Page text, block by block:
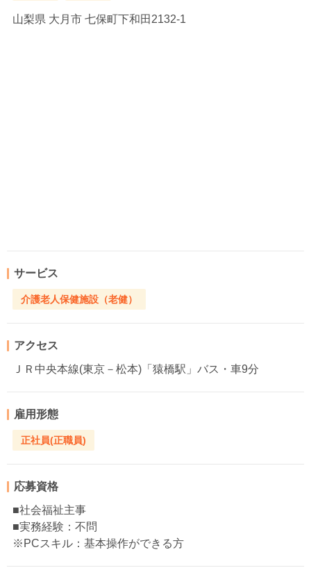
山梨県 大月市 七保町下和田2132-1
サービス
介護老人保健施設（老健）
アクセス
ＪＲ中央本線(東京－松本)「猿橋駅」バス・車9分
雇用形態
正社員(正職員)
応募資格
■社会福祉主事
■実務経験：不問
※PCスキル：基本操作ができる方